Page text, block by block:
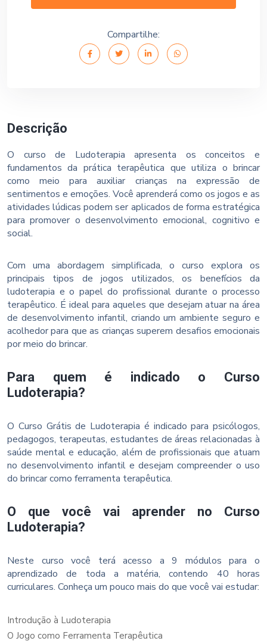
Descrição
O curso de Ludoterapia apresenta os conceitos e
fundamentos da prática terapêutica que utiliza o brincar
como meio para auxiliar crianças na expressão de
sentimentos e emoções. Você aprenderá como os jogos e as
atividades lúdicas podem ser aplicados de forma estratégica
para promover o desenvolvimento emocional, cognitivo e
social.
Com uma abordagem simplificada, o curso explora os
principais tipos de jogos utilizados, os benefícios da
ludoterapia e o papel do profissional durante o processo
terapêutico. É ideal para aqueles que desejam atuar na área
de desenvolvimento infantil, criando um ambiente seguro e
acolhedor para que as crianças superem desafios emocionais
por meio do brincar.
Para quem é indicado o Curso
Ludoterapia?
O Curso Grátis de Ludoterapia é indicado para psicólogos,
pedagogos, terapeutas, estudantes de áreas relacionadas à
saúde mental e educação, além de profissionais que atuam
no desenvolvimento infantil e desejam compreender o uso
do brincar como ferramenta terapêutica.
O que você vai aprender no Curso
Ludoterapia?
Neste curso você terá acesso a 9 módulos para o
aprendizado de toda a matéria, contendo 40 horas
curriculares. Conheça um pouco mais do que você vai estudar:
Introdução à Ludoterapia
O Jogo como Ferramenta Terapêutica
Compartilhe: